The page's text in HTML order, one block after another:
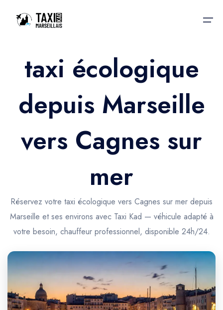
Accueil
Nos services
Nos services
Trajet Gare SNCF
Trajet Santé
Trajet Longue Distance
Taxis aéroport
Réservation
Actualités & évènements
Contactez-nous
taxi écologique
depuis Marseille
vers Cagnes sur
mer
Réservez votre taxi écologique vers Cagnes sur mer depuis
Marseille et ses environs avec Taxi Kad — véhicule adapté à
votre besoin, chauffeur professionnel, disponible 24h/24.